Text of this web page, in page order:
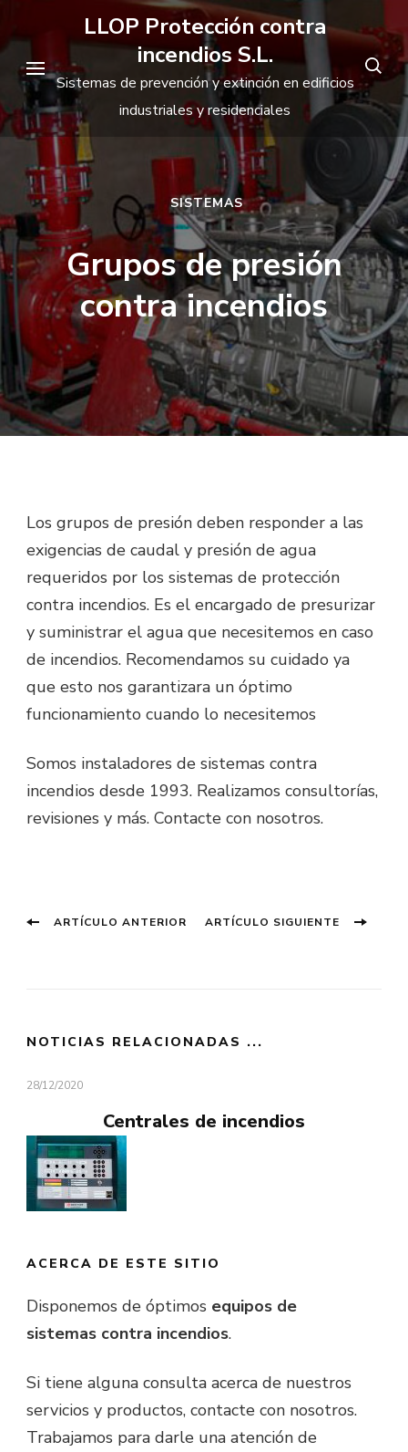
al
contenido
(presiona
la
Intro)
LLOP Protección contra
incendios S.L.
Sistemas de prevención y extinción en edificios
industriales y residenciales
SISTEMAS
Grupos de presión
contra incendios
Los grupos de presión deben responder a las
exigencias de caudal y presión de agua
requeridos por los sistemas de protección
contra incendios. Es el encargado de presurizar
y suministrar el agua que necesitemos en caso
de incendios. Recomendamos su cuidado ya
que esto nos garantizara un óptimo
funcionamiento cuando lo necesitemos
Somos instaladores de sistemas contra
incendios desde 1993. Realizamos consultorías,
revisiones y más. Contacte con nosotros.
Navegación
ARTÍCULO ANTERIOR Entrada
ARTÍCULO SIGUIENTE Entrada
NOTICIAS RELACIONADAS ...
28/12/2020
Centrales de incendios
ACERCA DE ESTE SITIO
Disponemos de óptimos equipos de
sistemas contra incendios.
Si tiene alguna consulta acerca de nuestros
servicios y productos, contacte con nosotros.
Trabajamos para darle una atención de